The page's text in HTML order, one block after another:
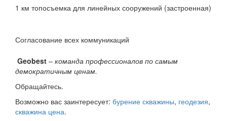
1 км топосъемка для линейных сооружений (застроенная)
Согласование всех коммуникаций
Geobest – команда профессионалов по самым
демократичным ценам.
Обращайтесь.
Возможно вас заинтересует: бурение скважины, геодезия,
скважина цена.